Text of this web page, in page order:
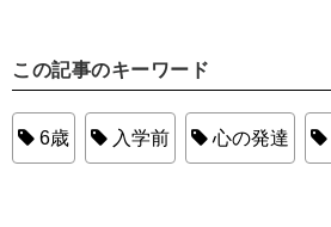
この記事のキーワード
6歳 入学前 心の発達